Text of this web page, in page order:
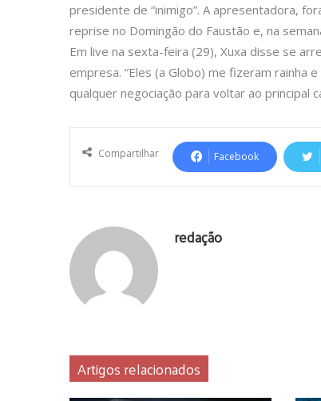
presidente de “inimigo”. A apresentadora,
reprise no Domingão do Faustão e, na
Em live na sexta-feira (29), Xuxa disse se
empresa. “Eles (a Globo) me fizeram rainha
qualquer negociação para voltar ao principal
Compartilhar Facebook
redação
Artigos relacionados